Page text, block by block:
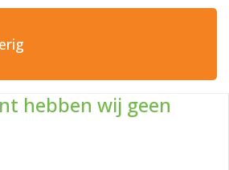
hebben wij geen